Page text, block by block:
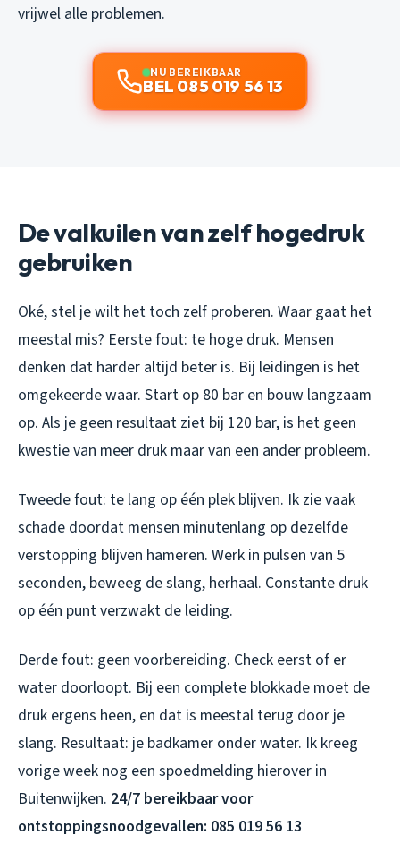
vrijwel alle problemen.
NU BEREIKBAAR
BEL 085 019 56 13
De valkuilen van zelf hogedruk
gebruiken
Oké, stel je wilt het toch zelf proberen. Waar gaat het
meestal mis? Eerste fout: te hoge druk. Mensen
denken dat harder altijd beter is. Bij leidingen is het
omgekeerde waar. Start op 80 bar en bouw langzaam
op. Als je geen resultaat ziet bij 120 bar, is het geen
kwestie van meer druk maar van een ander probleem.
Tweede fout: te lang op één plek blijven. Ik zie vaak
schade doordat mensen minutenlang op dezelfde
verstopping blijven hameren. Werk in pulsen van 5
seconden, beweeg de slang, herhaal. Constante druk
op één punt verzwakt de leiding.
Derde fout: geen voorbereiding. Check eerst of er
water doorloopt. Bij een complete blokkade moet de
druk ergens heen, en dat is meestal terug door je
slang. Resultaat: je badkamer onder water. Ik kreeg
vorige week nog een spoedmelding hierover in
Buitenwijken. 24/7 bereikbaar voor
ontstoppingsnoodgevallen: 085 019 56 13